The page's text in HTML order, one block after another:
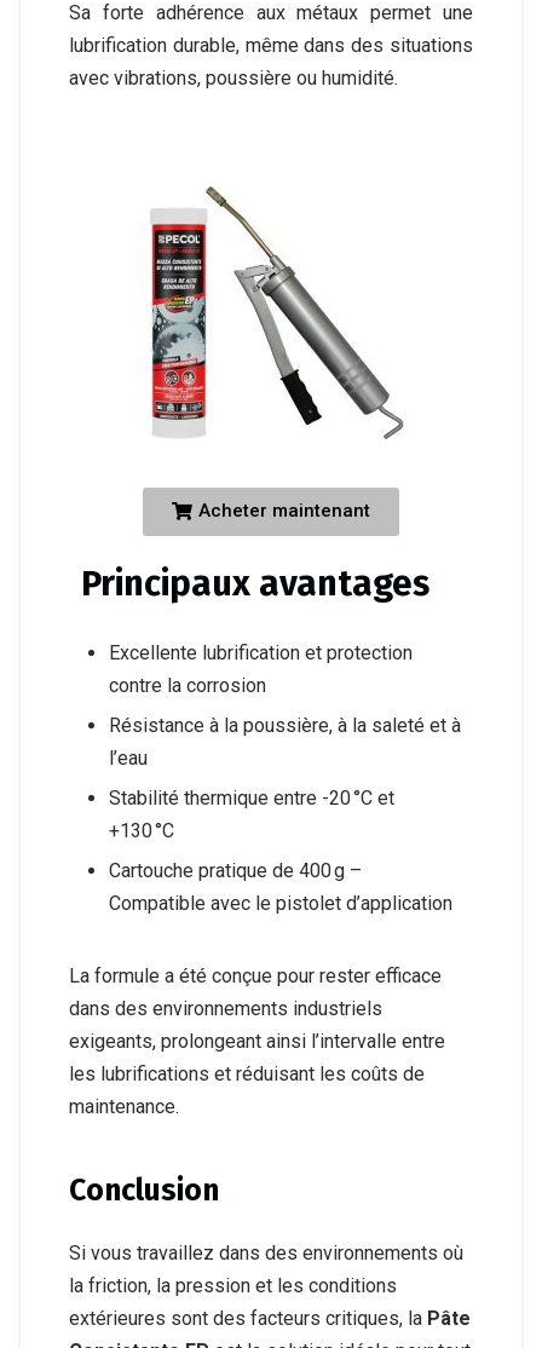
Sa forte adhérence aux métaux permet une
lubrification durable, même dans des situations
avec vibrations, poussière ou humidité.
Acheter maintenant
Principaux avantages
Excellente lubrification et protection
contre la corrosion
Résistance à la poussière, à la saleté et à
l’eau
Stabilité thermique entre -20 °C et
+130 °C
Cartouche pratique de 400 g –
Compatible avec le pistolet d’application
La formule a été conçue pour rester efficace
dans des environnements industriels
exigeants, prolongeant ainsi l’intervalle entre
les lubrifications et réduisant les coûts de
maintenance.
Conclusion
Si vous travaillez dans des environnements où
la friction, la pression et les conditions
extérieures sont des facteurs critiques, la Pâte